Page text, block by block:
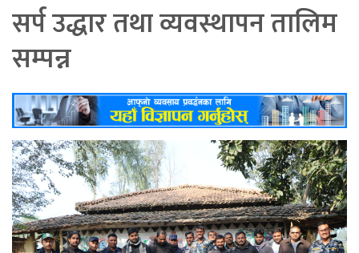
सर्प उद्धार तथा व्यवस्थापन तालिम
सम्पन्न